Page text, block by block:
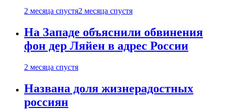
2 месяца спустя2 месяца спустя
На Западе объяснили обвинения
фон дер Ляйен в адрес России
2 месяца спустя
Названа доля жизнерадостных
россиян